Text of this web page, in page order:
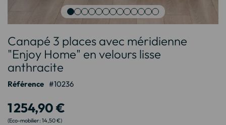
au
début
de
la
Galerie
Canapé 3 places avec méridienne
"Enjoy Home" en velours lisse
anthracite
Référence 10236
1 254,90 €
14,50 €